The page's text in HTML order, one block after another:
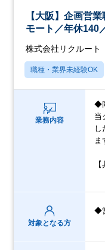
【大阪】企画営
モート／年休140
株式会社リクルート
職種・業界未経験OK
業務内容
◆
当
し
ま
対象となる方
◆